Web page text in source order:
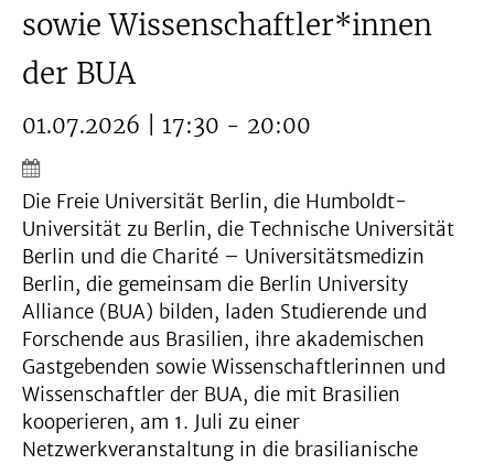
sowie Wissenschaftler*innen
der BUA
01.07.2026 | 17:30 - 20:00
Die Freie Universität Berlin, die Humboldt-
Universität zu Berlin, die Technische Universität
Berlin und die Charité – Universitätsmedizin
Berlin, die gemeinsam die Berlin University
Alliance (BUA) bilden, laden Studierende und
Forschende aus Brasilien, ihre akademischen
Gastgebenden sowie Wissenschaftlerinnen und
Wissenschaftler der BUA, die mit Brasilien
kooperieren, am 1. Juli zu einer
Netzwerkveranstaltung in die brasilianische